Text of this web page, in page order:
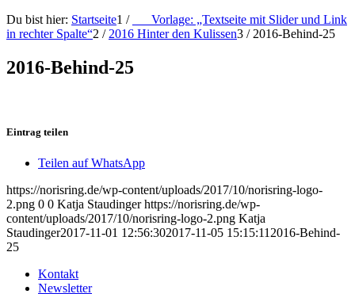
Du bist hier: Startseite1 /
___Vorlage: „Textseite mit Slider und Link
in rechter Spalte“2 / 2016 Hinter den Kulissen3 / 2016-Behind-25
2016-Behind-25
Eintrag teilen
Teilen auf WhatsApp
https://norisring.de/wp-content/uploads/2017/10/norisring-logo-
2.png 0 0 Katja Staudinger https://norisring.de/wp-
content/uploads/2017/10/norisring-logo-2.png Katja
Staudinger2017-11-01 12:56:302017-11-05 15:15:11 2016-Behind-
25
Kontakt
Newsletter